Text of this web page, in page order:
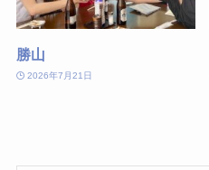
勝山
2026年7月21日